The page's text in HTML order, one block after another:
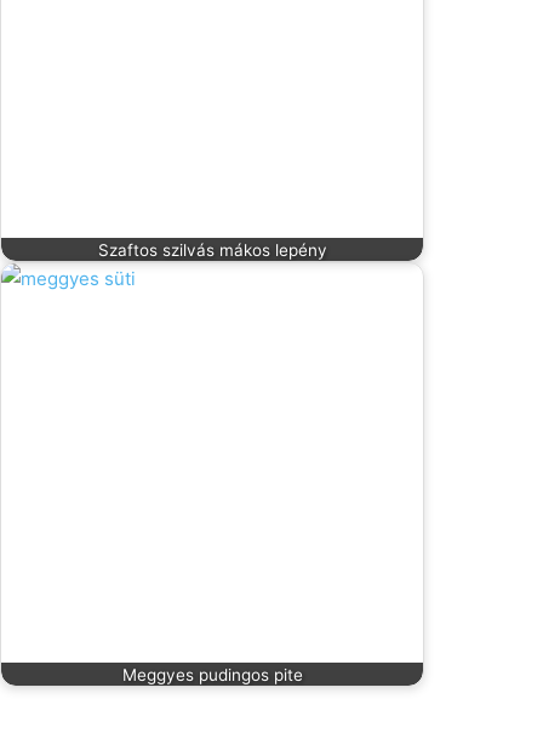
Szaftos szilvás mákos lepény
Meggyes pudingos pite